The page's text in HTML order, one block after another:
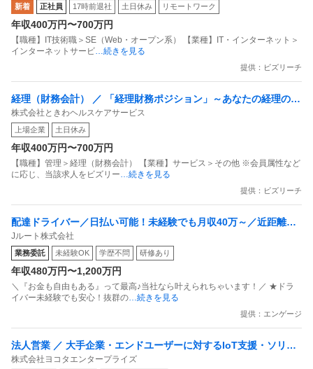
速させるWebシステムSE
新着 正社員 17時前退社 土日休み リモートワーク
年収400万円〜700万円
【職種】IT技術職＞SE（Web・オープン系） 【業種】IT・インターネット＞
インターネットサービ…続きを見る
提供：ビズリーチ
経理（財務会計） ／ 「経理財務ポジション」～あなたの経理の知
見を活かして自らキャリアを創る～
株式会社ときわヘルスケアサービス
上場企業 土日休み
年収400万円〜700万円
【職種】管理＞経理（財務会計） 【業種】サービス＞その他 ※会員属性など
に応じ、当該求人をビズリー…続きを見る
提供：ビズリーチ
配達ドライバー／日払い可能！未経験でも月収40万～／近距離の
配送スタッフ／面接1回のみ
Jルート株式会社
業務委託 未経験OK 学歴不問 研修あり
年収480万円〜1,200万円
＼『お金も自由もある』って最高♪当社なら叶えられちゃいます！／ ★ドラ
イバー未経験でも安心！抜群の…続きを見る
提供：エンゲージ
法人営業 ／ 大手企業・エンドユーザーに対するIoT支援・ソリュ
ーション提案や派遣・SES営業
株式会社ヨコタエンタープライズ